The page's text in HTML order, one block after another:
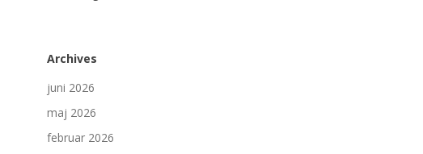
Archives
juni 2026
maj 2026
februar 2026